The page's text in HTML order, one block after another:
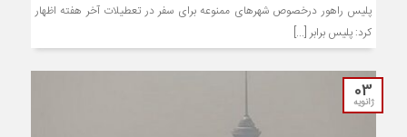
پلیس راهور درخصوص شهرهای ممنوعه برای سفر در تعطیلات آخر هفته اظهار
کرد: پلیس برابر [...]
03
ژانویه